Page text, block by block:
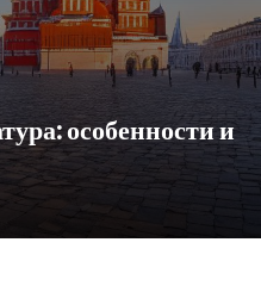
особенности и